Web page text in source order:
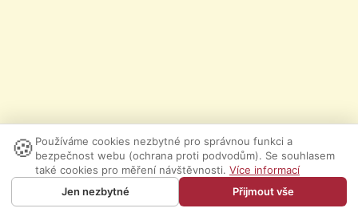
🍪 Používáme cookies nezbytné pro správnou funkci a
bezpečnost webu (ochrana proti podvodům). Se souhlasem
také cookies pro měření návštěvnosti. Více informací
Jen nezbytné
Přijmout vše